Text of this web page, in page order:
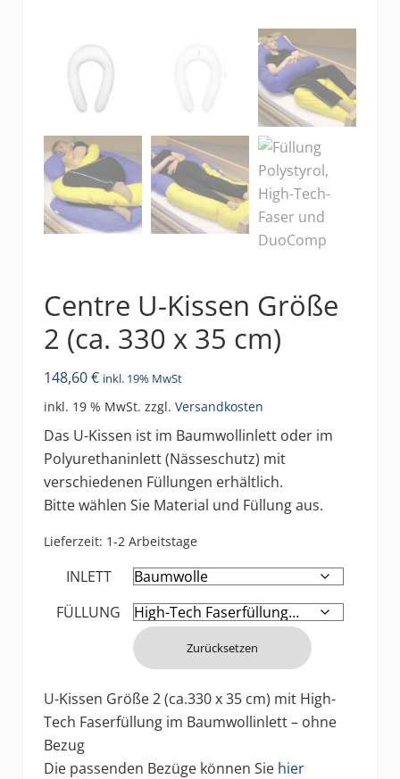
Centre U-Kissen Größe
2 (ca. 330 x 35 cm)
148,60€ inkl. 19% MwSt
inkl. 19 % MwSt. zzgl. Versandkosten
Das U-Kissen ist im Baumwollinlett oder im
Polyurethaninlett (Nässeschutz) mit
verschiedenen Füllungen erhältlich.
Bitte wählen Sie Material und Füllung aus.
Lieferzeit: 1-2 Arbeitstage
INLETT
FÜLLUNG
Zurücksetzen
U-Kissen Größe 2 (ca.330 x 35 cm) mit High-
Tech Faserfüllung im Baumwollinlett – ohne
Bezug
Die passenden Bezüge können Sie hier